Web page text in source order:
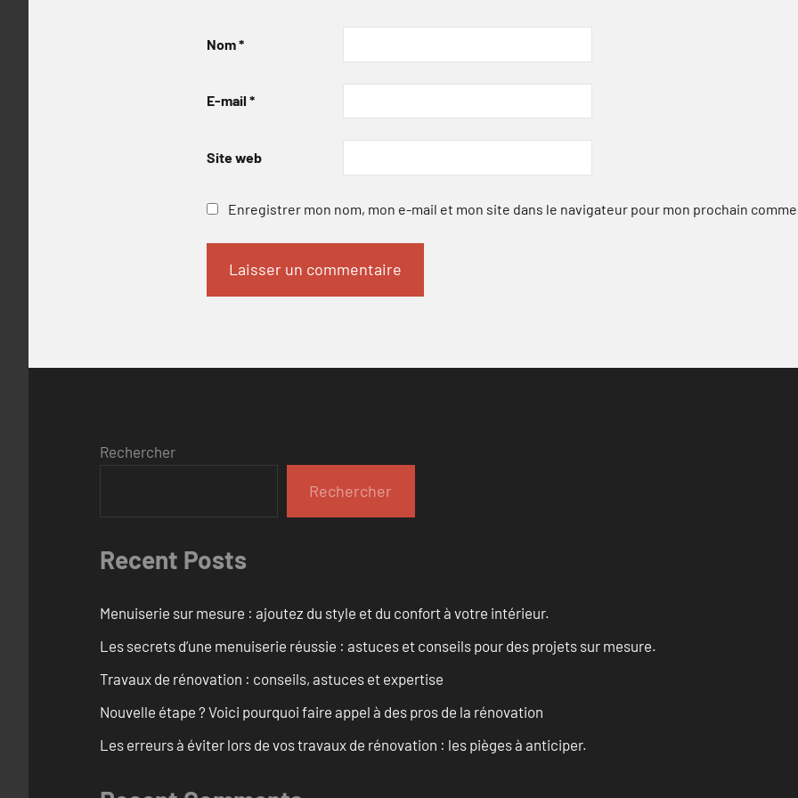
Nom*
E-mail *
Site web
Enregistrer mon nom, mon e-mail et mon site dans le navigateur pour mon prochain
Rechercher
Rechercher
Recent Posts
Menuiserie sur mesure : ajoutez du style et du confort à votre intérieur.
Les secrets d’une menuiserie réussie : astuces et conseils pour des projets sur mesure.
Travaux de rénovation : conseils, astuces et expertise
Nouvelle étape ? Voici pourquoi faire appel à des pros de la rénovation
Les erreurs à éviter lors de vos travaux de rénovation : les pièges à anticiper.